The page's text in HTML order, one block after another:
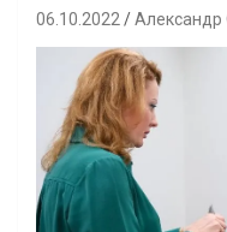
06.10.2022 Александр